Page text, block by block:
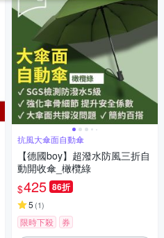
抗風大傘面自動傘
【德國boy】超潑水防風三折自
動開收傘_橄欖綠
$425 86折
5 (1)
限時下殺 券